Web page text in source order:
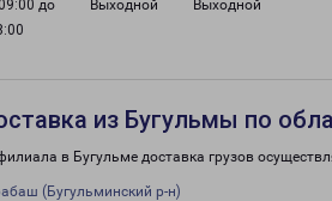
до
Выходной Выходной
из Бугульмы по
в Бугульме доставка грузов
(Бугульминский р-н)